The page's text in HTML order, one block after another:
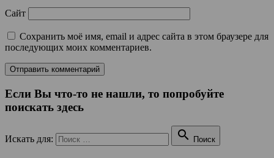
Сайт
Сохранить моё имя, email и адрес сайта в этом браузере для
последующих моих комментариев.
Если Вы что-то не нашли, то попробуйте
поискать здесь
Искать для:  Поиск